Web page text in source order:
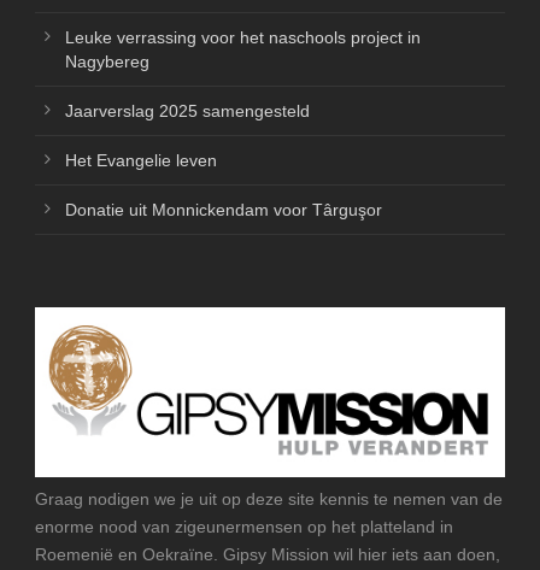
Leuke verrassing voor het naschools project in
Nagybereg
Jaarverslag 2025 samengesteld
Het Evangelie leven
Donatie uit Monnickendam voor Târguşor
Graag nodigen we je uit op deze site kennis te nemen van de
enorme nood van zigeunermensen op het platteland in
Roemenië en Oekraïne. Gipsy Mission wil hier iets aan doen,